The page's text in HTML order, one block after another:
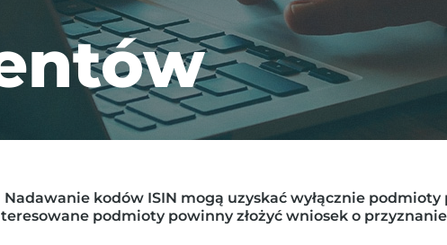
kodów ISIN mogą uzyskać wyłącznie
podmioty powinny złożyć wniosek o